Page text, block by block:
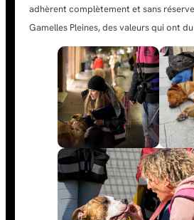
adhèrent complètement et sans
Gamelles Pleines, des valeurs qui ont